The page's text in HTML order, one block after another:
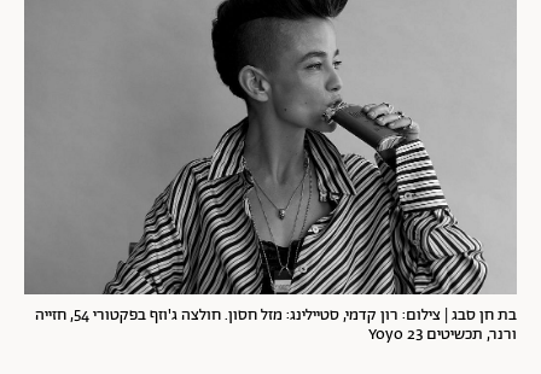
בת חן סבג | צילום: רון קדמי, סטיילינג: מזל חסון. חולצה ג'וזף בפקטורי 54, חזייה
ורנר, תכשיטים Yoyo 23